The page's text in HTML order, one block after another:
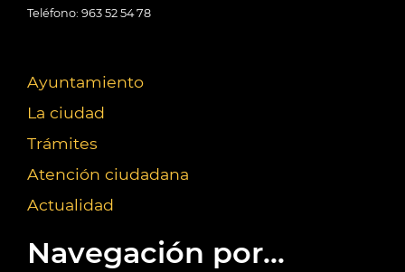
Teléfono: 963 52 54 78
Ayuntamiento
La ciudad
Trámites
Atención ciudadana
Actualidad
Navegación por...